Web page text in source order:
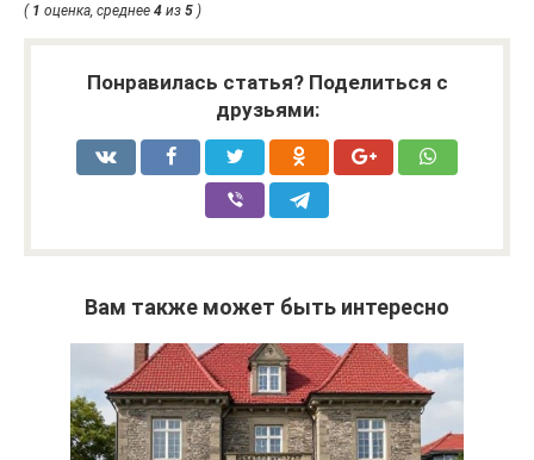
( 1 оценка, среднее 4 из 5 )
Понравилась статья? Поделиться с
друзьями:
Вам также может быть интересно